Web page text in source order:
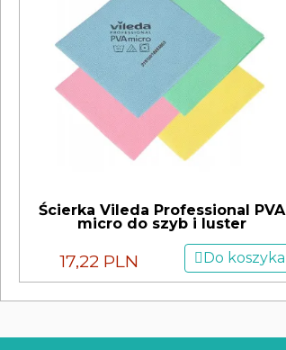
Ścierka Vileda Professional PVA
micro do szyb i luster
17,22 PLN Do koszyka